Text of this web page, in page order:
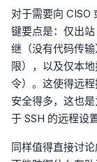
对于需要向 CISO
键要点是：仅出
继（没有代码传
限），以及仅本
令）。这使得远
安全得多，这也
于 SSH 的远程设
同样值得直接讨